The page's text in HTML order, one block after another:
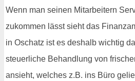
Wenn man seinen Mitarbeitern
zukommen lässt sieht das
in Oschatz ist es deshalb wichtig
steuerliche Behandlung von
ansieht, welches z.B. ins Büro